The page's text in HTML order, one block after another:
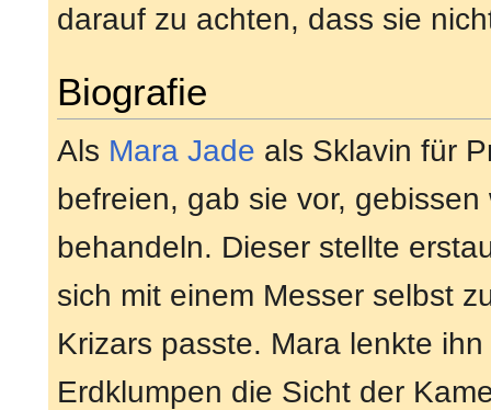
darauf zu achten, dass sie
Biografie
Als Mara Jade als Sklavin für
befreien, gab sie vor,
behandeln. Dieser stellte
sich mit einem Messer selbst
Krizars passte. Mara lenkte
Erdklumpen die Sicht der